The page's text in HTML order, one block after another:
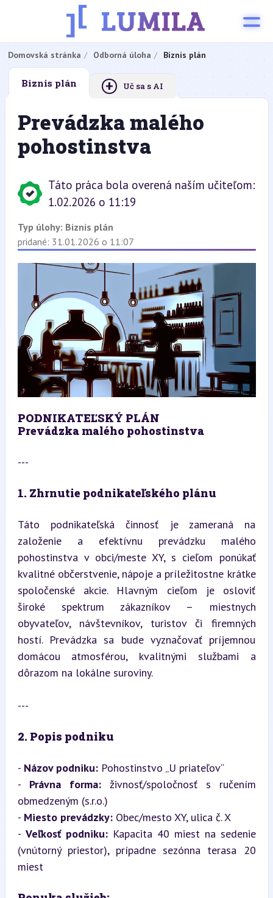
Domovská stránka Odborná úloha Biznis plán
Biznis plán + Uč sa s AI
Prevádzka malého
pohostinstva
Táto práca bola overená naším učiteľom:
1.02.2026 o 11:19
Typ úlohy: Biznis plán
pridané: 31.01.2026 o 11:07
PODNIKATEĽSKÝ PLÁN
Prevádzka malého pohostinstva
---
1. Zhrnutie podnikateľského plánu
Táto podnikateľská činnosť je zameraná na
založenie a efektívnu prevádzku malého
pohostinstva v obci/meste XY, s cieľom ponúkať
kvalitné občerstvenie, nápoje a príležitostne krátke
spoločenské akcie. Hlavným cieľom je osloviť
široké spektrum zákazníkov – miestnych
obyvateľov, návštevníkov, turistov či firemných
hostí. Prevádzka sa bude vyznačovať príjemnou
domácou atmosférou, kvalitnými službami a
dôrazom na lokálne suroviny.
---
2. Popis podniku
- Názov podniku: Pohostinstvo „U priateľov“
- Právna forma: živnosť/spoločnosť s ručením
obmedzeným (s.r.o.)
- Miesto prevádzky: Obec/mesto XY, ulica č. X
- Veľkosť podniku: Kapacita 40 miest na sedenie
(vnútorný priestor), prípadne sezónna terasa 20
miest